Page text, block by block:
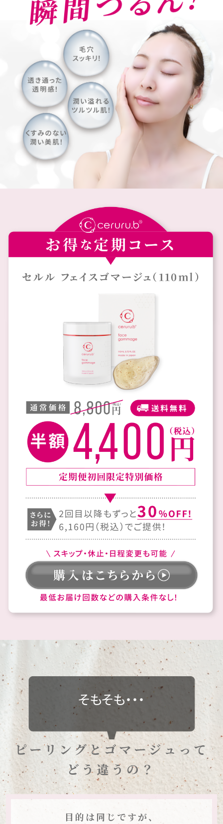
そもそも・・・
ピーリングとゴマージュって
どう違うの？
目的は同じですが、